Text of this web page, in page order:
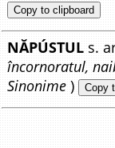
Copy to clipboard
NĂPÚSTUL s.
încornoratul,
Sinonime ) Copy